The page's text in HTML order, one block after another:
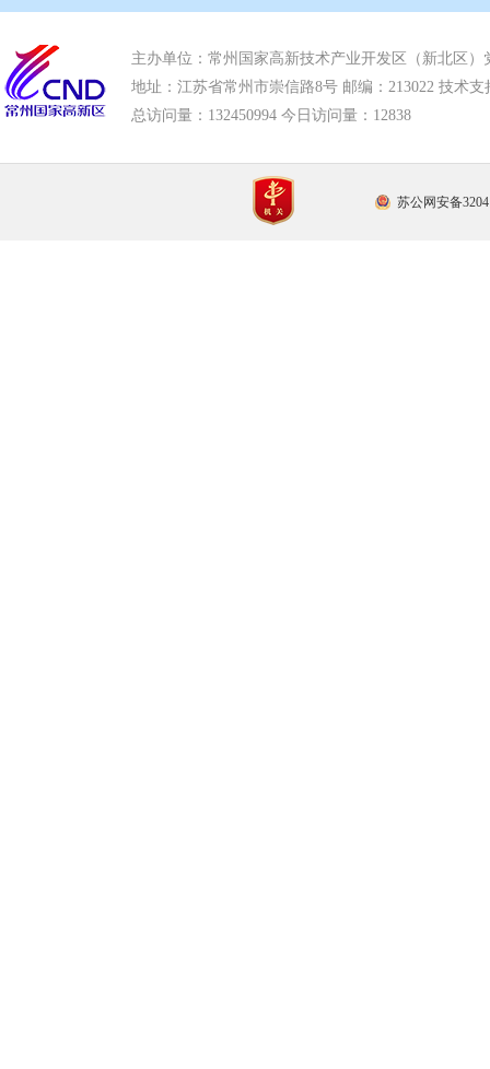
市应急管理局 市审计局 市外事办 市生态
主办单位：常州国家高新技术产业开发区（新北区）
地址：江苏省常州市崇信路8号 邮编：213022 技术支
总访问量： 132450994 今日访问量： 12838
苏公网安备